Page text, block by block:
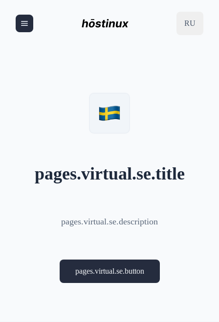
RU
pages.virtual.se.title
pages.virtual.se.description
pages.virtual.se.button